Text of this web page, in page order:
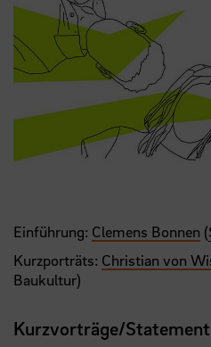
Einführung: Clemens Bonnen (
Kurzporträts: Christian von
Baukultur)
Kurzvorträge/